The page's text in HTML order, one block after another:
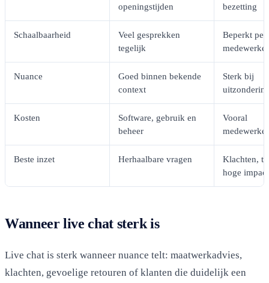
openingstijden
bezetting
Schaalbaarheid
Veel gesprekken
tegelijk
Beperkt per
medewerker
Nuance
Goed binnen bekende
context
Sterk bij
Kosten
Software, gebruik en
beheer
Vooral
Beste inzet Herhaalbare vragen
Klachten,
hoge impact
Wanneer live chat sterk is
Live chat is sterk wanneer nuance telt: maatwerkadvies,
klachten, gevoelige retouren of klanten die duidelijk een